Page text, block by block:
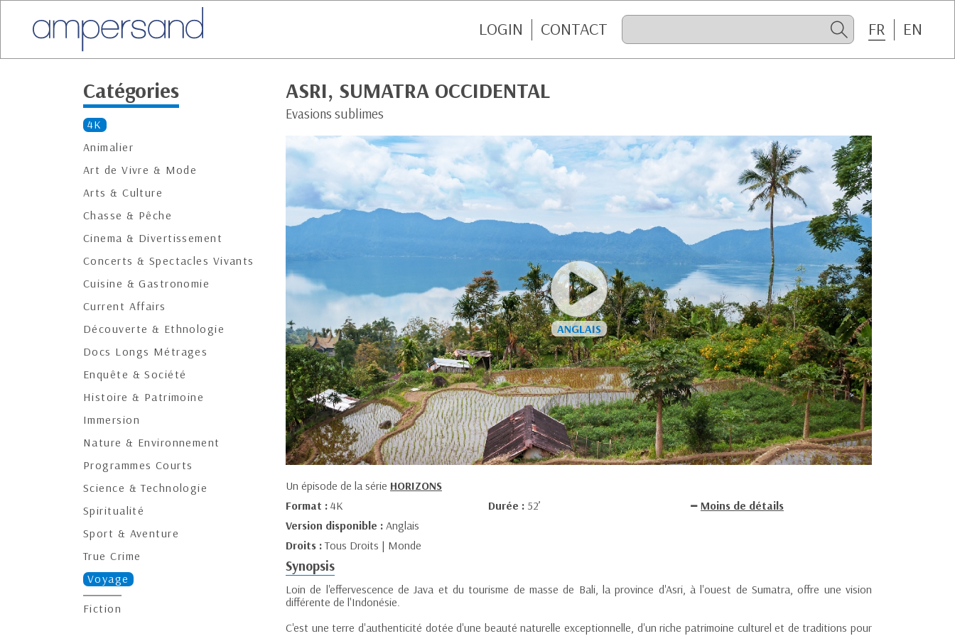
LOGIN CONTACT FR EN
Catégories
4K
Animalier
Art de Vivre & Mode
Arts & Culture
Chasse & Pêche
Cinema & Divertissement
Concerts & Spectacles Vivants
Cuisine & Gastronomie
Current Affairs
Découverte & Ethnologie
Docs Longs Métrages
Enquête & Société
Histoire & Patrimoine
Immersion
Nature & Environnement
Programmes Courts
Science & Technologie
Spiritualité
Sport & Aventure
True Crime
Voyage
Fiction
ASRI, SUMATRA OCCIDENTAL
Evasions sublimes
Un épisode de la série HORIZONS
Format : 4K Durée : 52’
Moins de détails
Version disponible : Anglais
Droits :Tous Droits | Monde
Synopsis
Loin de l'effervescence de Java et du tourisme de masse de Bali, la province d'Asri, à l'ouest de Sumatra, offre une vision
différente de l'Indonésie.
C'est une terre d'authenticité dotée d'une beauté naturelle exceptionnelle, d'un riche patrimoine culturel et de traditions pour